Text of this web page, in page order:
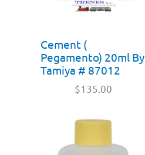
Cement (
Pegamento) 20ml By
Tamiya # 87012
$135.00